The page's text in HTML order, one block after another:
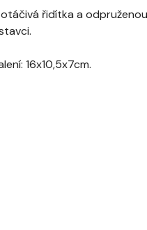
řidítka a
16x10,5x7cm.